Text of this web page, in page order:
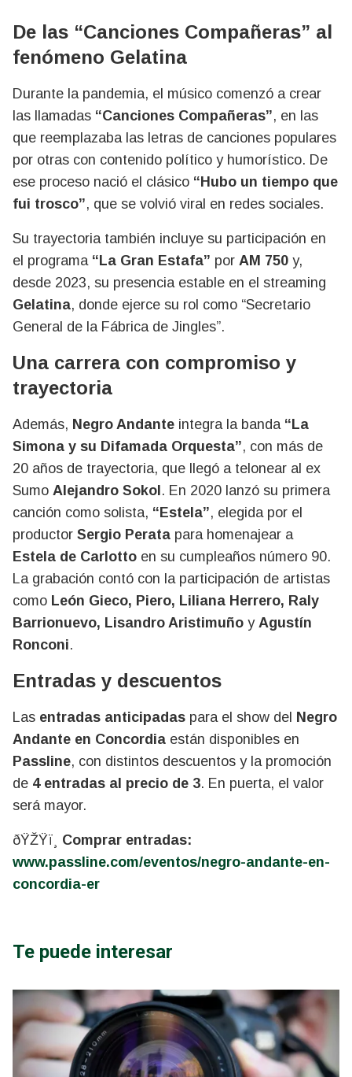
De las “Canciones Compañeras” al
fenómeno Gelatina
Durante la pandemia, el músico comenzó a crear
las llamadas “Canciones Compañeras”, en las
que reemplazaba las letras de canciones populares
por otras con contenido político y humorístico. De
ese proceso nació el clásico “Hubo un tiempo que
fui trosco”, que se volvió viral en redes sociales.
Su trayectoria también incluye su participación en
el programa “La Gran Estafa” por AM 750 y,
desde 2023, su presencia estable en el streaming
Gelatina, donde ejerce su rol como “Secretario
General de la Fábrica de Jingles”.
Una carrera con compromiso y
trayectoria
Además, Negro Andante integra la banda “La
Simona y su Difamada Orquesta”, con más de
20 años de trayectoria, que llegó a telonear al ex
Sumo Alejandro Sokol. En 2020 lanzó su primera
canción como solista, “Estela”, elegida por el
productor Sergio Perata para homenajear a
Estela de Carlotto en su cumpleaños número 90.
La grabación contó con la participación de artistas
como León Gieco, Piero, Liliana Herrero, Raly
Barrionuevo, Lisandro Aristimuño y Agustín
Ronconi.
Entradas y descuentos
Las entradas anticipadas para el show del Negro
Andante en Concordia están disponibles en
Passline, con distintos descuentos y la promoción
de 4 entradas al precio de 3. En puerta, el valor
será mayor.
ðŸŽŸï¸ Comprar entradas:
www.passline.com/eventos/negro-andante-en-
concordia-er
Te puede interesar